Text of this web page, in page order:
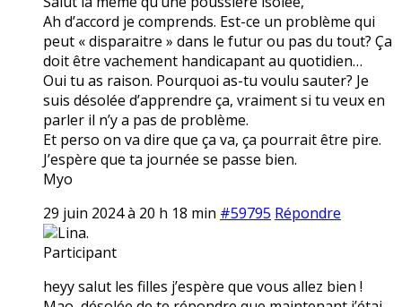
Ah d’accord je comprends. Est-ce un problème qui
peut « disparaitre » dans le futur ou pas du tout? Ça
doit être vachement handicapant au quotidien…
Oui tu as raison. Pourquoi as-tu voulu sauter? Je
suis désolée d’apprendre ça, vraiment si tu veux en
parler il n’y a pas de problème.
Et perso on va dire que ça va, ça pourrait être pire.
J’espère que ta journée se passe bien.
Myo
29 juin 2024 à 20 h 18 min #59795 Répondre
Lina.
Participant
heyy salut les filles j’espère que vous allez bien !